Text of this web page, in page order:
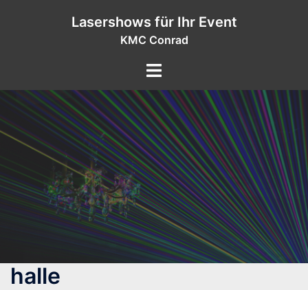
Lasershows für Ihr Event
KMC Conrad
halle